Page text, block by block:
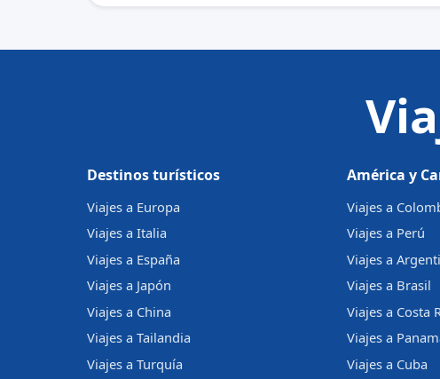
Destinos turísticos
Viajes a Europa
Viajes a Italia
Viajes a España
Viajes a Japón
Viajes a China
Viajes a Tailandia
Viajes a Turquía
América y
Viajes a
Viajes a Perú
Viajes a
Viajes a Brasil
Viajes a Costa
Viajes a
Viajes a Cuba